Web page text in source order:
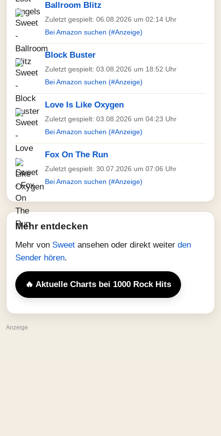
Ballroom Blitz
Zuletzt gespielt: 06.08.2026 um 02:14 Uhr
Bei Amazon suchen (#Anzeige)
Block Buster
Zuletzt gespielt: 03.08.2026 um 18:52 Uhr
Bei Amazon suchen (#Anzeige)
Love Is Like Oxygen
Zuletzt gespielt: 03.08.2026 um 04:23 Uhr
Bei Amazon suchen (#Anzeige)
Fox On The Run
Zuletzt gespielt: 30.07.2026 um 07:06 Uhr
Bei Amazon suchen (#Anzeige)
Mehr entdecken
Mehr von Sweet ansehen oder direkt weiter den
Sender hören.
🔥 Aktuelle Charts bei 1000 Rock Hits
Anzeige